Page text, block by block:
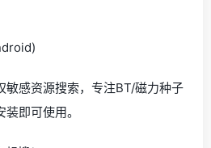
敏感资源搜索，专注BT/磁力种子
即可使用。